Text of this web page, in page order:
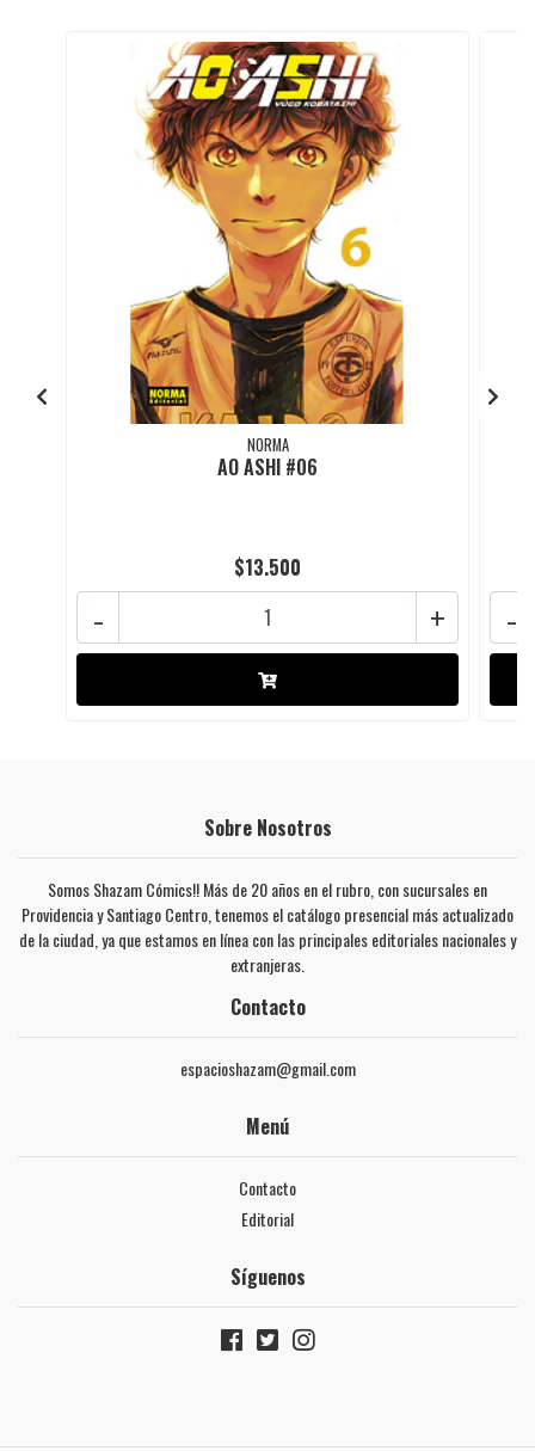
NORMA
AO ASHI #06
$13.500
+
- -
Sobre Nosotros
Somos Shazam Cómics!! Más de 20 años en el rubro, con sucursales en
Providencia y Santiago Centro, tenemos el catálogo presencial más actualizado
de la ciudad, ya que estamos en línea con las principales editoriales nacionales y
extranjeras.
Contacto
espacioshazam@gmail.com
Menú
Contacto
Editorial
Síguenos